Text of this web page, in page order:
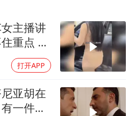
个台风来袭 是否会相互影响
李亚鹏向地铁吐血女孩捐99999元
李嫣近照曝光
国经济展现强大韧性和活力
主播讲
重点 女
打开APP
亚胡在
一件事